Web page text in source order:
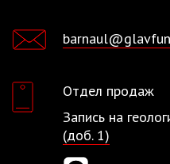
Отдел продаж
Запись на
(доб. 1)